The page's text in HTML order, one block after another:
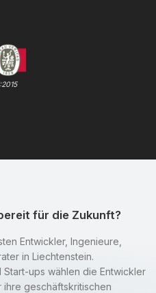
für die Zukunft?
Entwickler, Ingenieure,
in Liechtenstein.
ups wählen die Entwickler
ihre geschäftskritischen